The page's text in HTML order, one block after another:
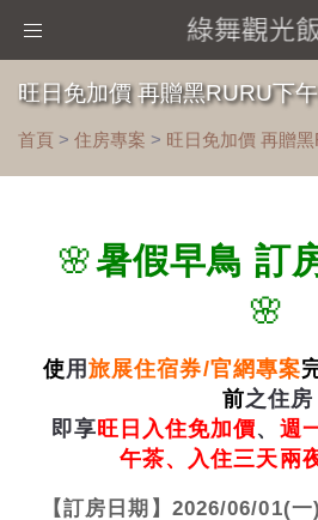
Toggle
旺日免加價 再贈黑RURU下
首頁 > 住房專案 > 旺日免加價 再贈
🌸暑假早鳥 訂
🌸
使用 旅展住宿券/官網專案
前之住房
即享旺日入住免加價、 週
午茶、入住三天兩
【訂房日期】2026/06/01(